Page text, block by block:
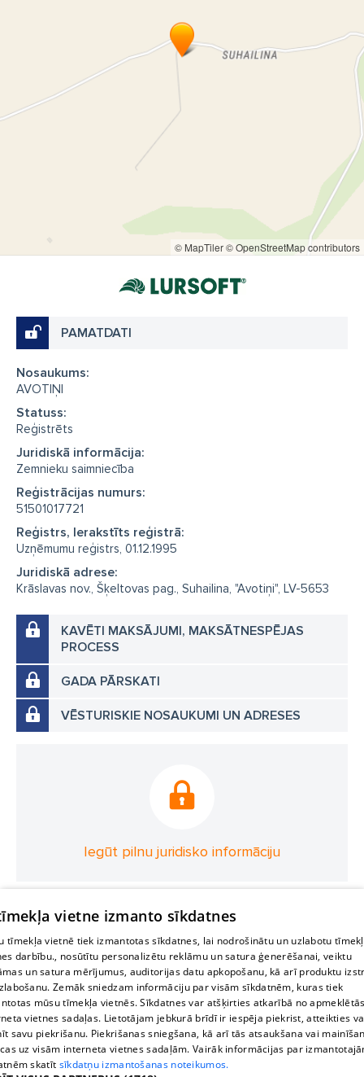
© MapTiler© OpenStreetMap contributors
PAMATDATI
Nosaukums:
AVOTIŅI
Statuss:
Reģistrēts
Juridiskā informācija:
Zemnieku saimniecība
Reģistrācijas numurs:
51501017721
Reģistrs, Ierakstīts reģistrā:
Uzņēmumu reģistrs, 01.12.1995
Juridiskā adrese:
Krāslavas nov., Šķeltovas pag., Suhailina, "Avotiņi", LV-5653
KAVĒTI MAKSĀJUMI, MAKSĀTNESPĒJAS
PROCESS
GADA PĀRSKATI
VĒSTURISKIE NOSAUKUMI UN ADRESES
Iegūt pilnu juridisko informāciju
vietne izmanto sīkdatnes
tīmekļa vietnē tiek izmantotas sīkdatnes, lai nodrošinātu un uzlabotu
darbību., nosūtītu personalizētu reklāmu un satura ģenerēšanai, veiktu
un satura mērījumus, auditorijas datu apkopošanu, kā arī produktu
Zemāk sniedzam informāciju par visām sīkdatnēm, kuras tiek
mūsu tīmekļa vietnēs. Sīkdatnes var atšķirties atkarībā no
vietnes sadaļas. Lietotājam jebkurā brīdī ir iespēja piekrist, atteikties
savu piekrišanu. Piekrišanas sniegšana, kā arī tās atsaukšana vai
uz visām interneta vietnes sadaļām. Vairāk informācijas par
skatīt sīkdatņu izmantošanas noteikumos.